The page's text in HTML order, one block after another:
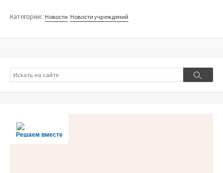
Категории: Новости Новости учреждений
Поиск
Поиск
Решаем вместе